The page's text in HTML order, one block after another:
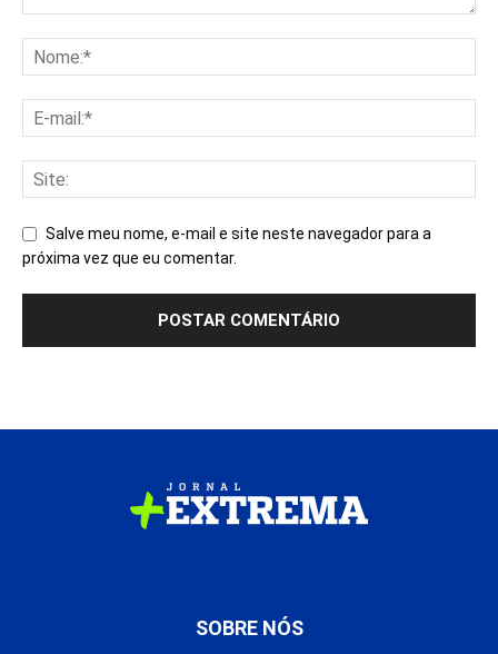
Salve meu nome, e-mail e site neste navegador para a
próxima vez que eu comentar.
SOBRE NÓS